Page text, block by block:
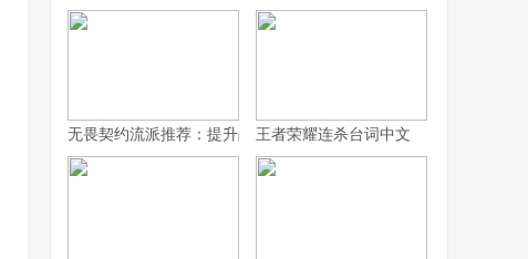
无畏契约流派推荐：提升战术深度，选择适合自己的战斗风格
王者荣耀连杀台词中文